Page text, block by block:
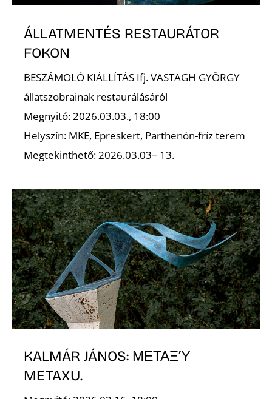
ÁLLATMENTÉS RESTAURÁTOR
FOKON
BESZÁMOLÓ KIÁLLÍTÁS Ifj. VASTAGH GYÖRGY
állatszobrainak restaurálásáról
Megnyitó: 2026.03.03., 18:00
Helyszín: MKE, Epreskert, Parthenón-fríz terem
Megtekinthető: 2026.03.03– 13.
KALMÁR JÁNOS: ΜΕΤΑΞΎ
METAXU.